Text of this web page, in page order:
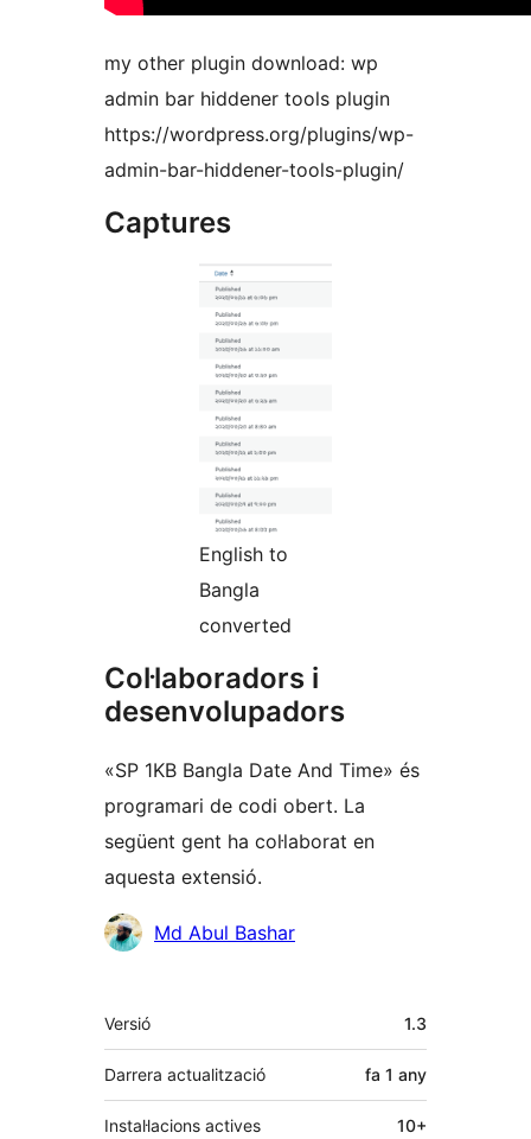
my other plugin download: wp
admin bar hiddener tools plugin
https://wordpress.org/plugins/wp-
admin-bar-hiddener-tools-plugin/
Captures
English to
Bangla
converted
Col·laboradors i
desenvolupadors
«SP 1KB Bangla Date And Time» és
programari de codi obert. La
següent gent ha col·laborat en
aquesta extensió.
Col·laboradors
Md Abul Bashar
Meta
Versió 1.3
Darrera actualització fa 1 any
Instal·lacions actives 10+